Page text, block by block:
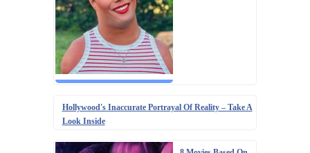
Hollywood's Inaccurate Portrayal Of Reality – Take A
Look Inside